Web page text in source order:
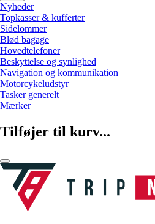
Nyheder
Topkasser & kufferter
Sidelommer
Blød bagage
Hovedtelefoner
Beskyttelse og synlighed
Navigation og kommunikation
Motorcykeludstyr
Tasker generelt
Mærker
Tilføjer til kurv...